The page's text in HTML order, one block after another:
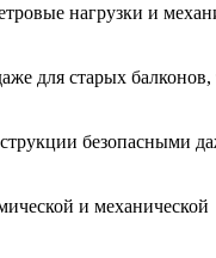
нагрузки и
для старых балконов,
безопасными
и механической